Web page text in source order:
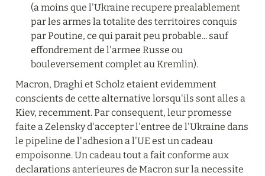
(a moins que l'Ukraine recupere prealablement
par les armes la totalite des territoires conquis
par Poutine, ce qui parait peu probable... sauf
effondrement de l'armee Russe ou
bouleversement complet au Kremlin).
Macron, Draghi et Scholz etaient evidemment
conscients de cette alternative lorsqu'ils sont alles a
Kiev, recemment. Par consequent, leur promesse
faite a Zelensky d'accepter l'entree de l'Ukraine dans
le pipeline de l'adhesion a l'UE est un cadeau
empoisonne. Un cadeau tout a fait conforme aux
declarations anterieures de Macron sur la necessite